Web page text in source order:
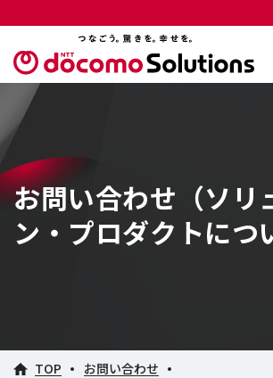
お問い合わせ（ソリ
ン・プロダクトにつ
TOP
お問い合わせ